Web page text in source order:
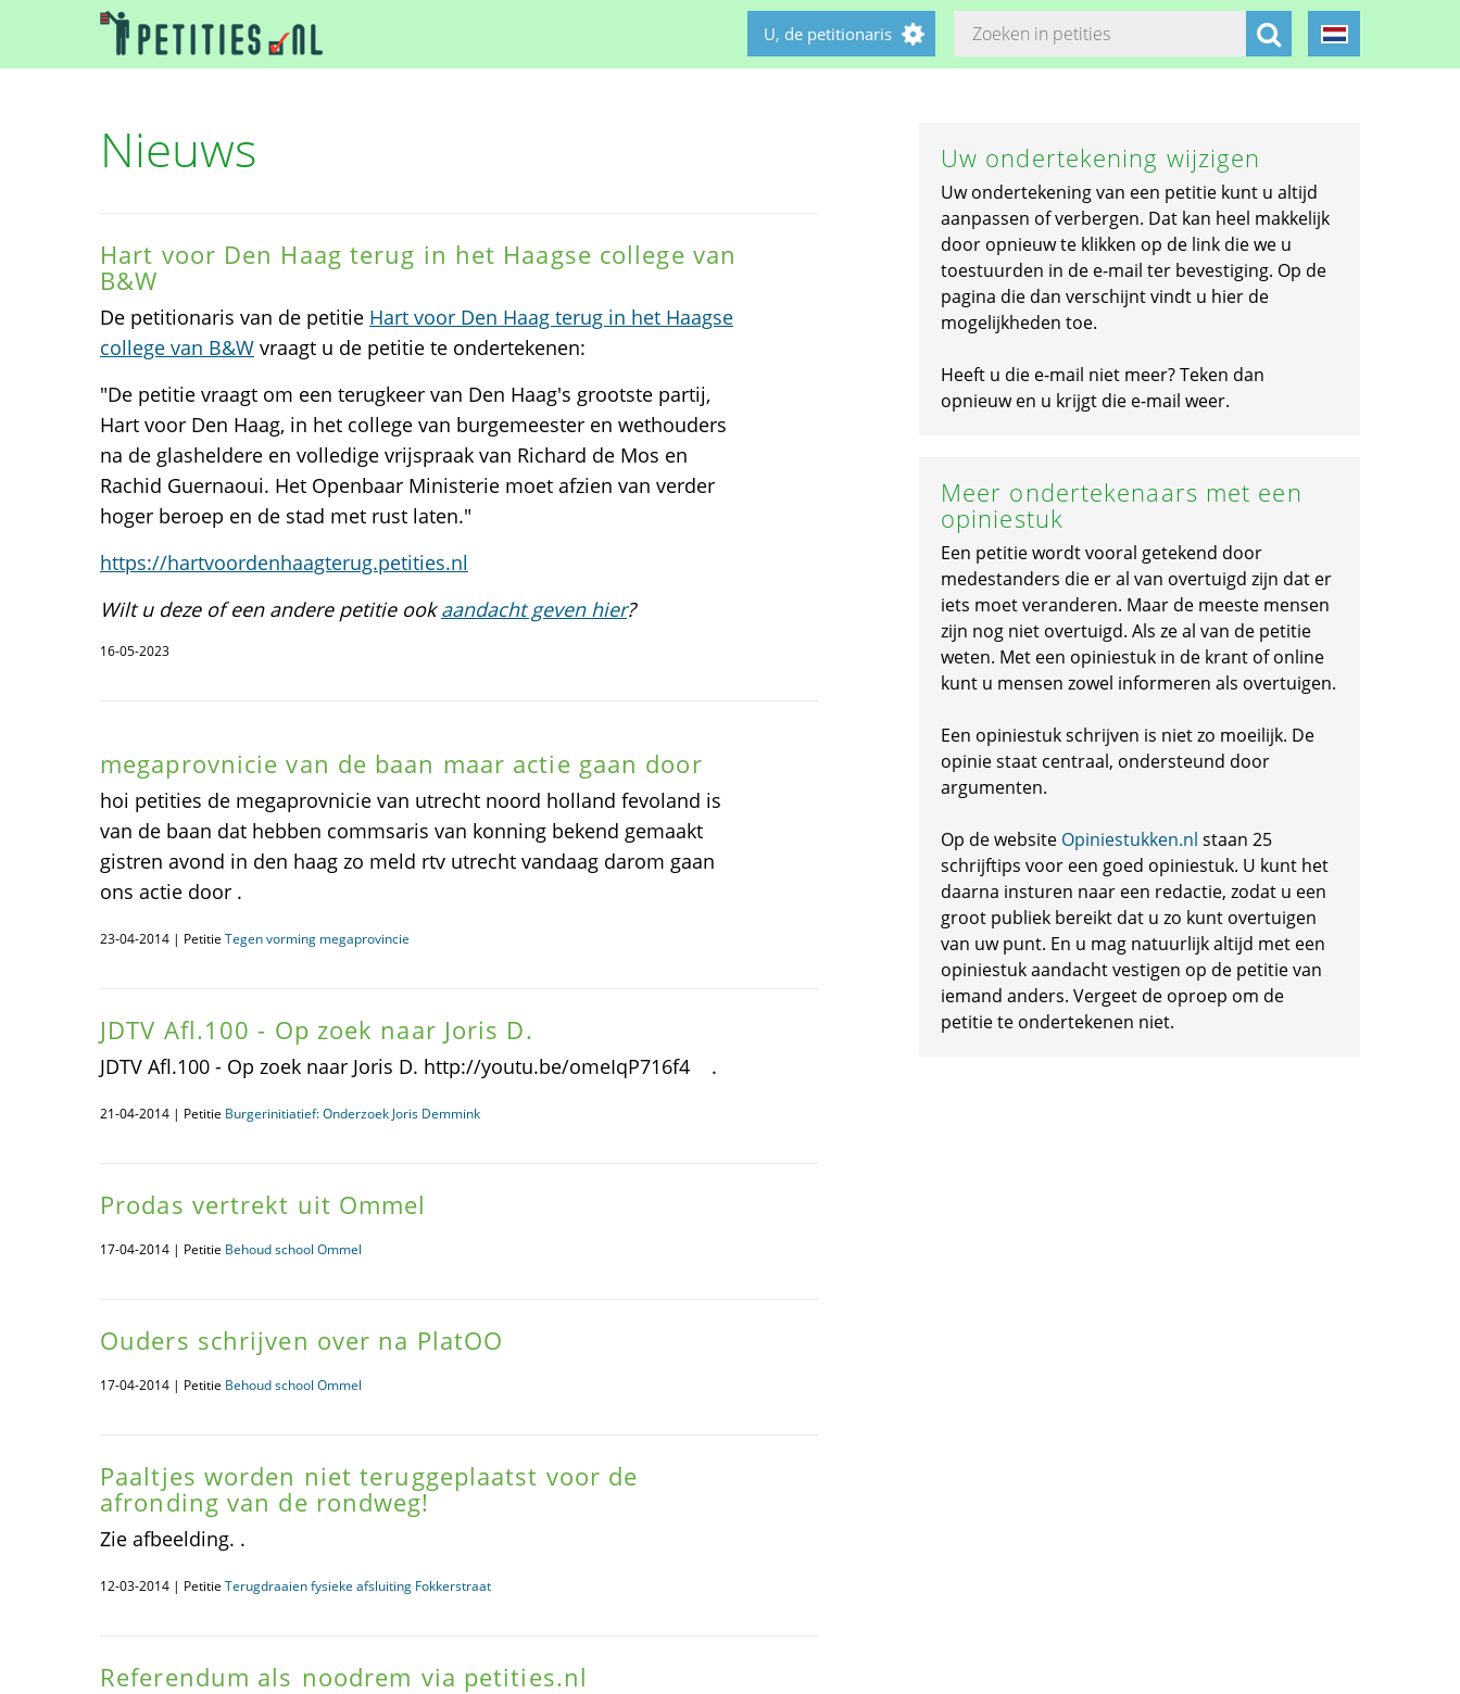
U, de petitionaris
Nieuws
Hart voor Den Haag terug in het Haagse college van
B&W
De petitionaris van de petitie Hart voor Den Haag terug in het Haagse
college van B&W vraagt u de petitie te ondertekenen:
"De petitie vraagt om een terugkeer van Den Haag's grootste partij,
Hart voor Den Haag, in het college van burgemeester en wethouders
na de glasheldere en volledige vrijspraak van Richard de Mos en
Rachid Guernaoui. Het Openbaar Ministerie moet afzien van verder
hoger beroep en de stad met rust laten."
https://hartvoordenhaagterug.petities.nl
Wilt u deze of een andere petitie ookaandacht geven hier?
16-05-2023
megaprovnicie van de baan maar actie gaan door
hoi petities de megaprovnicie van utrecht noord holland fevoland is
van de baan dat hebben commsaris van konning bekend gemaakt
gistren avond in den haag zo meld rtv utrecht vandaag darom gaan
ons actie door .
23-04-2014 | Petitie Tegen vorming megaprovincie
JDTV Afl.100 - Op zoek naar Joris D.
JDTV Afl.100 - Op zoek naar Joris D. http://youtu.be/omeIqP716f4 .
21-04-2014 | Petitie Burgerinitiatief: Onderzoek Joris Demmink
Prodas vertrekt uit Ommel
17-04-2014 | Petitie Behoud school Ommel
Ouders schrijven over na PlatOO
17-04-2014 | Petitie Behoud school Ommel
Paaltjes worden niet teruggeplaatst voor de
afronding van de rondweg!
Zie afbeelding. .
12-03-2014 | Petitie Terugdraaien fysieke afsluiting Fokkerstraat
Referendum als noodrem via petities.nl
Uw ondertekening wijzigen
Uw ondertekening van een petitie kunt u altijd
aanpassen of verbergen. Dat kan heel makkelijk
door opnieuw te klikken op de link die we u
toestuurden in de e-mail ter bevestiging. Op de
pagina die dan verschijnt vindt u hier de
mogelijkheden toe.
Heeft u die e-mail niet meer? Teken dan
opnieuw en u krijgt die e-mail weer.
Meer ondertekenaars met een
opiniestuk
Een petitie wordt vooral getekend door
medestanders die er al van overtuigd zijn dat er
iets moet veranderen. Maar de meeste mensen
zijn nog niet overtuigd. Als ze al van de petitie
weten. Met een opiniestuk in de krant of online
kunt u mensen zowel informeren als overtuigen.
Een opiniestuk schrijven is niet zo moeilijk. De
opinie staat centraal, ondersteund door
argumenten.
Op de website Opiniestukken.nl staan 25
schrijftips voor een goed opiniestuk. U kunt het
daarna insturen naar een redactie, zodat u een
groot publiek bereikt dat u zo kunt overtuigen
van uw punt. En u mag natuurlijk altijd met een
opiniestuk aandacht vestigen op de petitie van
iemand anders. Vergeet de oproep om de
petitie te ondertekenen niet.